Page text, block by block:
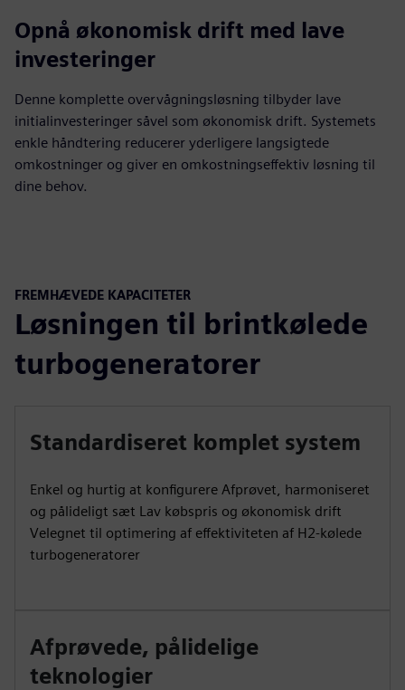
Opnå økonomisk drift med lave
investeringer
Denne komplette overvågningsløsning tilbyder lave
initialinvesteringer såvel som økonomisk drift. Systemets
enkle håndtering reducerer yderligere langsigtede
omkostninger og giver en omkostningseffektiv løsning til
dine behov.
FREMHÆVEDE KAPACITETER
Løsningen til brintkølede
turbogeneratorer
Standardiseret komplet system
Enkel og hurtig at konfigurere Afprøvet, harmoniseret
og pålideligt sæt Lav købspris og økonomisk drift
Velegnet til optimering af effektiviteten af H2-kølede
turbogeneratorer
Afprøvede, pålidelige
teknologier